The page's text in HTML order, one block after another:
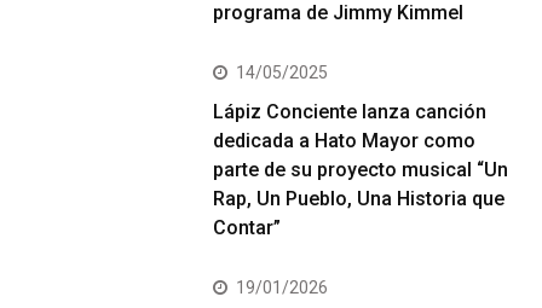
programa de Jimmy Kimmel
14/05/2025
Lápiz Conciente lanza canción
dedicada a Hato Mayor como
parte de su proyecto musical “Un
Rap, Un Pueblo, Una Historia que
Contar”
19/01/2026